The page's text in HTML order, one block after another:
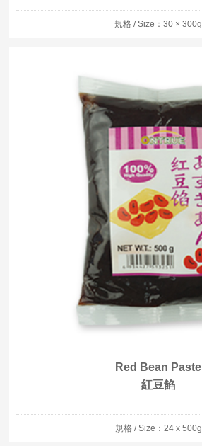
規格 / Size：30 × 300g
Red Bean Paste
紅豆餡
規格 / Size：24 x 500g